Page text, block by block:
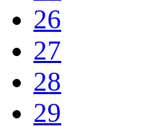
26
27
28
29